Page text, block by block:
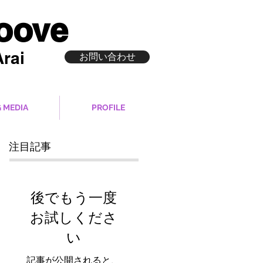
お問い合わせ
MEDIA PROFILE
注目記事
後でもう一度
お試しくださ
い
記事が公開されると、